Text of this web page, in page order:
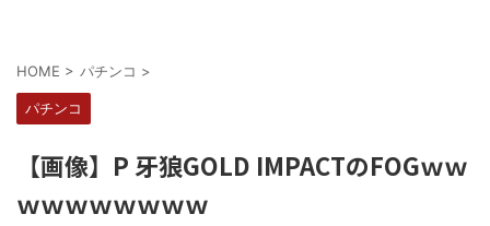
HOME > パチンコ >
パチンコ
【画像】P 牙狼GOLD IMPACTのFOGｗｗ
ｗｗｗｗｗｗｗｗ